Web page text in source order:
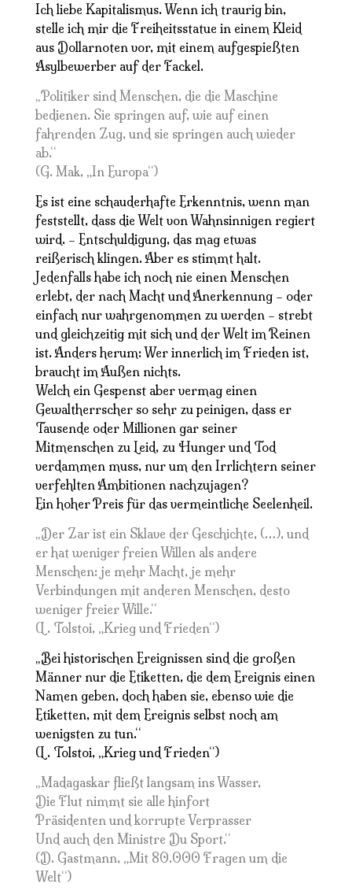
Ich liebe Kapitalismus. Wenn ich traurig bin,
stelle ich mir die Freiheitsstatue in einem Kleid
aus Dollarnoten vor, mit einem aufgespießten
Asylbewerber auf der Fackel.
„Politiker sind Menschen, die die Maschine
bedienen. Sie springen auf, wie auf einen
fahrenden Zug, und sie springen auch wieder
ab.“
(G. Mak, „In Europa“)
Es ist eine schauderhafte Erkenntnis, wenn man
feststellt, dass die Welt von Wahnsinnigen regiert
wird. – Entschuldigung, das mag etwas
reißerisch klingen. Aber es stimmt halt.
Jedenfalls habe ich noch nie einen Menschen
erlebt, der nach Macht und Anerkennung – oder
einfach nur wahrgenommen zu werden – strebt
und gleichzeitig mit sich und der Welt im Reinen
ist. Anders herum: Wer innerlich im Frieden ist,
braucht im Außen nichts.
Welch ein Gespenst aber vermag einen
Gewaltherrscher so sehr zu peinigen, dass er
Tausende oder Millionen gar seiner
Mitmenschen zu Leid, zu Hunger und Tod
verdammen muss, nur um den Irrlichtern seiner
verfehlten Ambitionen nachzujagen?
Ein hoher Preis für das vermeintliche Seelenheil.
„Der Zar ist ein Sklave der Geschichte, (…), und
er hat weniger freien Willen als andere
Menschen: je mehr Macht, je mehr
Verbindungen mit anderen Menschen, desto
weniger freier Wille.“
(L. Tolstoi, „Krieg und Frieden“)
„Bei historischen Ereignissen sind die großen
Männer nur die Etiketten, die dem Ereignis einen
Namen geben, doch haben sie, ebenso wie die
Etiketten, mit dem Ereignis selbst noch am
wenigsten zu tun.“
(L. Tolstoi, „Krieg und Frieden“)
„Madagaskar fließt langsam ins Wasser,
Die Flut nimmt sie alle hinfort
Präsidenten und korrupte Verprasser
Und auch den Ministre Du Sport.“
(D. Gastmann, „Mit 80.000 Fragen um die
Welt“)